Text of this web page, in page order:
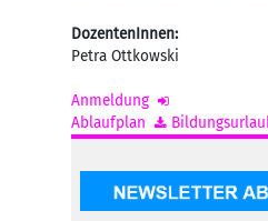
DozentenInnen:
Petra Ottkowski
Anmeldung
Ablaufplan